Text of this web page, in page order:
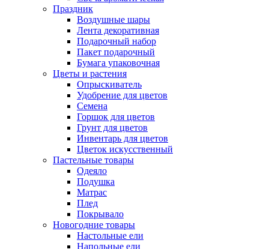
Праздник
Воздушные шары
Лента декоративная
Подарочный набор
Пакет подарочный
Бумага упаковочная
Цветы и растения
Опрыскиватель
Удобрение для цветов
Семена
Горшок для цветов
Грунт для цветов
Инвентарь для цветов
Цветок искусственный
Пастельные товары
Одеяло
Подушка
Матрас
Плед
Покрывало
Новогодние товары
Настольные ели
Напольные ели